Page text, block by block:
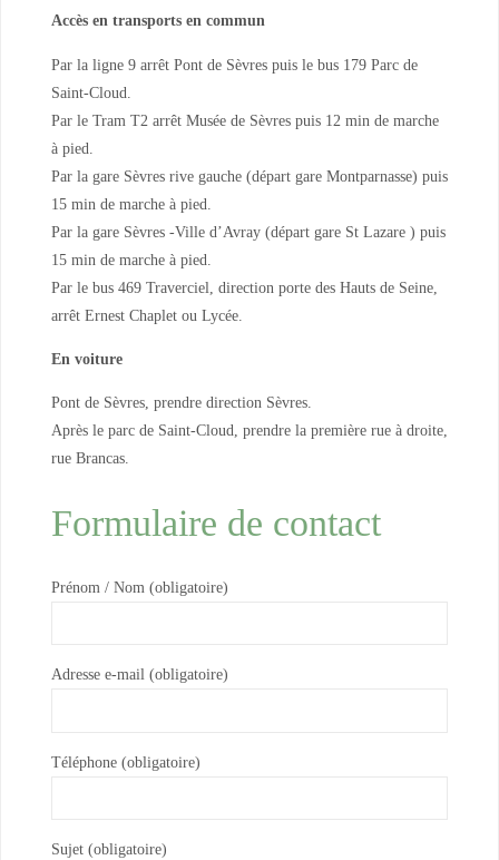
Accès en transports en commun
Par la ligne 9 arrêt Pont de Sèvres puis le bus 179 Parc de
Saint-Cloud.
Par le Tram T2 arrêt Musée de Sèvres puis 12 min de marche
à pied.
Par la gare Sèvres rive gauche (départ gare Montparnasse) puis
15 min de marche à pied.
Par la gare Sèvres -Ville d’Avray (départ gare St Lazare ) puis
15 min de marche à pied.
Par le bus 469 Traverciel, direction porte des Hauts de Seine,
arrêt Ernest Chaplet ou Lycée.
En voiture
Pont de Sèvres, prendre direction Sèvres.
Après le parc de Saint-Cloud, prendre la première rue à droite,
rue Brancas.
Formulaire de contact
Prénom / Nom (obligatoire)
Adresse e-mail (obligatoire)
Téléphone (obligatoire)
Sujet (obligatoire)